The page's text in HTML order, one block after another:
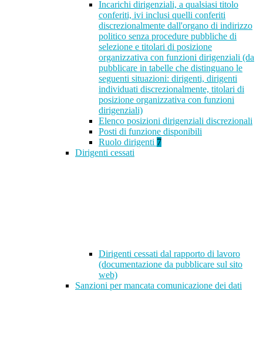
Incarichi dirigenziali, a qualsiasi titolo
conferiti, ivi inclusi quelli conferiti
discrezionalmente dall'organo di indirizzo
politico senza procedure pubbliche di
selezione e titolari di posizione
organizzativa con funzioni dirigenziali (da
pubblicare in tabelle che distinguano le
seguenti situazioni: dirigenti, dirigenti
individuati discrezionalmente, titolari di
posizione organizzativa con funzioni
dirigenziali)
Elenco posizioni dirigenziali discrezionali
Posti di funzione disponibili
Ruolo dirigenti 7
Dirigenti cessati
Dirigenti cessati dal rapporto di lavoro
(documentazione da pubblicare sul sito
web)
Sanzioni per mancata comunicazione dei dati